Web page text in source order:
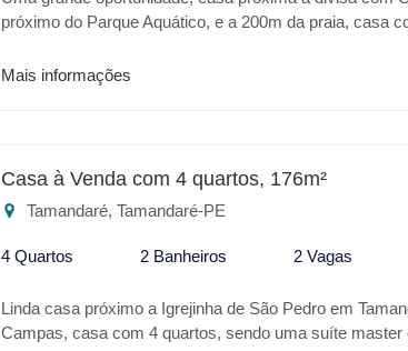
próximo do Parque Aquático, e a 200m da praia, casa
de esquina com garagem coberta e documentada e
Mais informações
Casa à Venda com 4 quartos, 176m²
Tamandaré, Tamandaré-PE
4 Quartos 2 Banheiros 2 Vagas
Linda casa próximo a Igrejinha de São Pedro em
Campas, casa com 4 quartos, sendo uma suíte master